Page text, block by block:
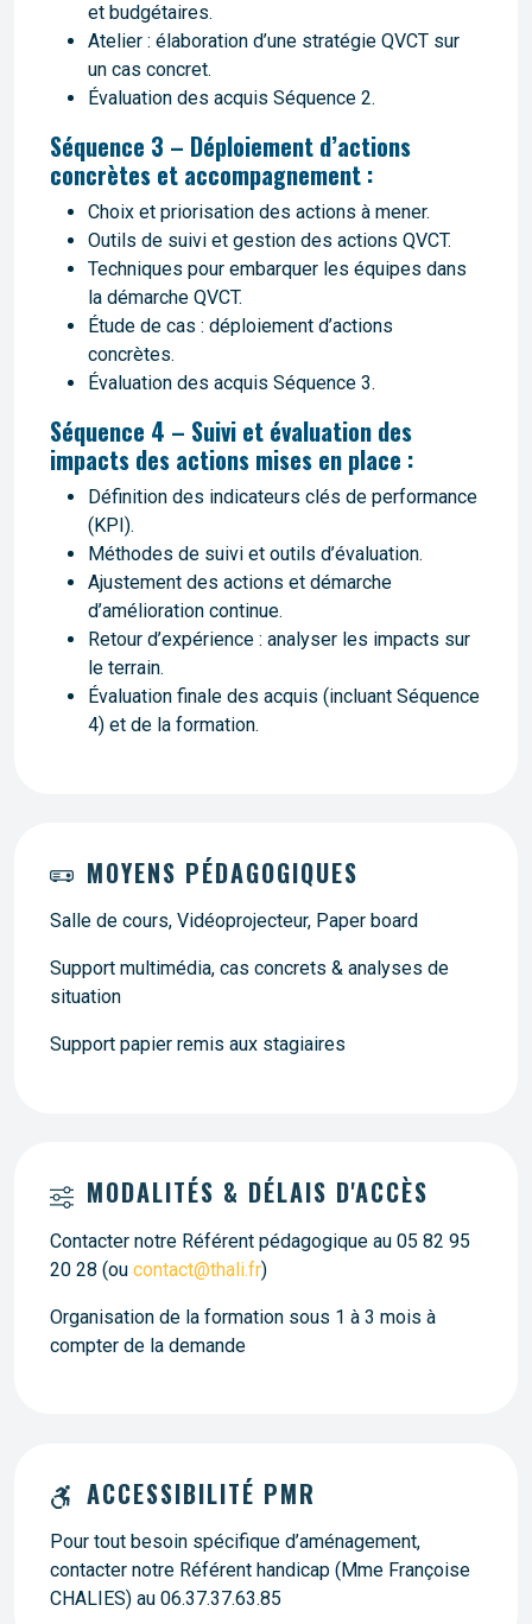
et budgétaires.
Atelier : élaboration d’une stratégie QVCT sur
un cas concret.
Évaluation des acquis Séquence 2.
Séquence 3 – Déploiement d’actions
concrètes et accompagnement :
Choix et priorisation des actions à mener.
Outils de suivi et gestion des actions QVCT.
Techniques pour embarquer les équipes dans
la démarche QVCT.
Étude de cas : déploiement d’actions
concrètes.
Évaluation des acquis Séquence 3.
Séquence 4 – Suivi et évaluation des
impacts des actions mises en place :
Définition des indicateurs clés de performance
(KPI).
Méthodes de suivi et outils d’évaluation.
Ajustement des actions et démarche
d’amélioration continue.
Retour d’expérience : analyser les impacts sur
le terrain.
Évaluation finale des acquis (incluant Séquence
4) et de la formation.
MOYENS PÉDAGOGIQUES
Salle de cours, Vidéoprojecteur, Paper board
Support multimédia, cas concrets & analyses de
situation
Support papier remis aux stagiaires
MODALITÉS & DÉLAIS D'ACCÈS
Contacter notre Référent pédagogique au 05 82 95
20 28 (ou contact@thali.fr)
Organisation de la formation sous 1 à 3 mois à
compter de la demande
ACCESSIBILITÉ PMR
Pour tout besoin spécifique d’aménagement,
contacter notre Référent handicap (Mme Françoise
CHALIES) au 06.37.37.63.85